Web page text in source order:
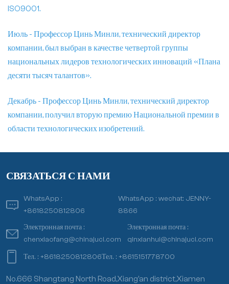
ISO9001.
Июль - Профессор Цинь Минли, технический директор
компании, был выбран в качестве четвертой группы
национальных лидеров технологических инноваций «Плана
десяти тысяч талантов».
Декабрь - Профессор Цинь Минли, технический директор
компании, получил вторую премию Национальной премии в
области технологических изобретений.
СВЯЗАТЬСЯ С НАМИ
WhatsApp :
+8618250812806
WhatsApp :wechat: JENNY-
8866
Электронная почта :
chenxiaofang@chinajuci.com
Электронная почта :
qinxianhui@chinajuci.com
Тел. :+8618250812806Тел. :+8615151778700
No.666 Shangtang North Road,Xiang’an district,Xiamen